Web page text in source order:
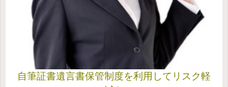
自筆証書遺言書保管制度を利用してリスク軽